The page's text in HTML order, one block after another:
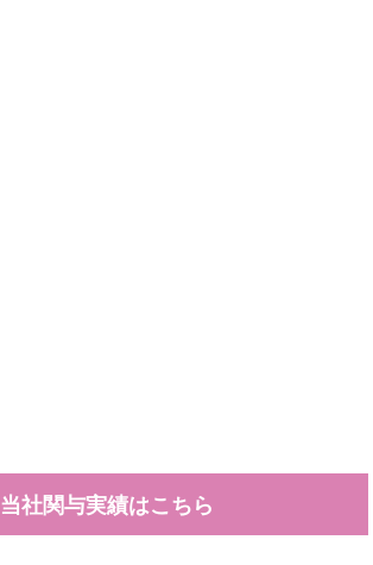
当社関与実績はこちら